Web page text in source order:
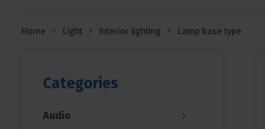
Home Light Interior lighting Lamp base type
Categories
Audio